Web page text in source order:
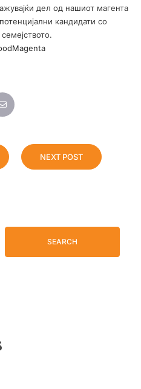
дел од нашиот магента
кандидати со
NEXT POST
SEARCH